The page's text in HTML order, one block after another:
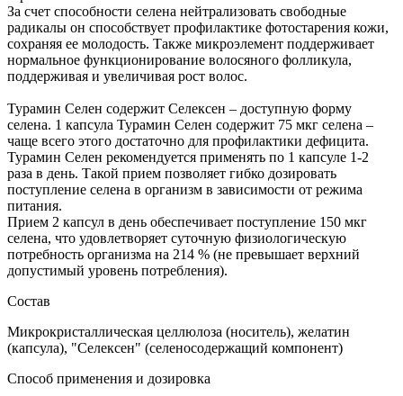
За счет способности селена нейтрализовать свободные
радикалы он способствует профилактике фотостарения кожи,
сохраняя ее молодость. Также микроэлемент поддерживает
нормальное функционирование волосяного фолликула,
поддерживая и увеличивая рост волос.
Турамин Селен содержит Селексен – доступную форму
селена. 1 капсула Турамин Селен содержит 75 мкг селена –
чаще всего этого достаточно для профилактики дефицита.
Турамин Селен рекомендуется применять по 1 капсуле 1-2
раза в день. Такой прием позволяет гибко дозировать
поступление селена в организм в зависимости от режима
питания.
Прием 2 капсул в день обеспечивает поступление 150 мкг
селена, что удовлетворяет суточную физиологическую
потребность организма на 214 % (не превышает верхний
допустимый уровень потребления).
Состав
Микрокристаллическая целлюлоза (носитель), желатин
(капсула), "Селексен" (селеносодержащий компонент)
Способ применения и дозировка